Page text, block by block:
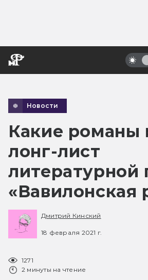
Новости
Какие романы
лонг-лист
литературной
«Вавилонская
Дмитрий Кинский
18 февраля 2021 г.
1271
2 минуты на чтение